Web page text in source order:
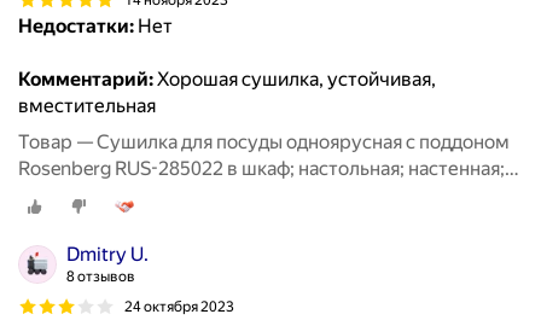
Недостатки: Нет
Комментарий:Хорошая сушилка, устойчивая,
вместительная
Товар — Сушилка для посуды одноярусная с поддоном
Rosenberg RUS-285022 в шкаф; настольная; настенная;
для столовых приборов; для стаканов; сушка для
посуды; посудосушитель; металлическая
Dmitry U.
8 отзывов
24 октября 2023